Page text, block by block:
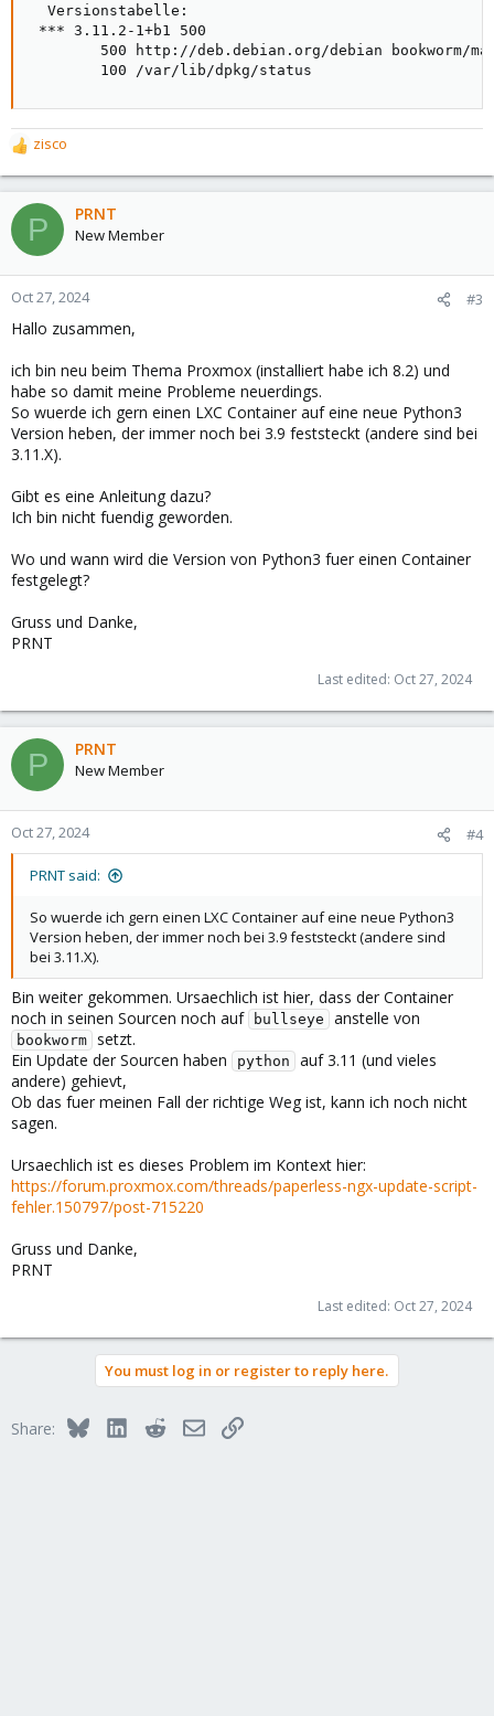
  Versionstabelle:
*** 3.11.2-1+b1 500
500 http://deb.debian.org/debian bookworm/
        100 /var/lib/dpkg/status
R
e
a
c
t
o
n
:
zisco
P PRNT
New Member
Oct 27, 2024 #3
Hallo zusammen,
ich bin neu beim Thema Proxmox (installiert habe ich 8.2) und
habe so damit meine Probleme neuerdings.
So wuerde ich gern einen LXC Container auf eine neue Python3
Version heben, der immer noch bei 3.9 feststeckt (andere sind bei
3.11.X).
Gibt es eine Anleitung dazu?
Ich bin nicht fuendig geworden.
Wo und wann wird die Version von Python3 fuer einen Container
festgelegt?
Gruss und Danke,
PRNT
Last edited: Oct 27, 2024
P PRNT
New Member
Oct 27, 2024 #4
PRNT said:
So wuerde ich gern einen LXC Container auf eine neue Python3
Version heben, der immer noch bei 3.9 feststeckt (andere sind
bei 3.11.X).
Bin weiter gekommen. Ursaechlich ist hier, dass der Container
noch in seinen Sourcen noch auf
bullseye anstelle von
bookworm
setzt.
Ein Update der Sourcen haben
python
auf 3.11 (und vieles
andere) gehievt,
Ob das fuer meinen Fall der richtige Weg ist, kann ich noch nicht
sagen.
Ursaechlich ist es dieses Problem im Kontext hier:
https://forum.proxmox.com/threads/paperless-ngx-update-script-
fehler.150797/post-715220
Gruss und Danke,
PRNT
Last edited: Oct 27, 2024
You must log in or register to reply here.
Share: BlueskyLinkedInRedditEmailLink